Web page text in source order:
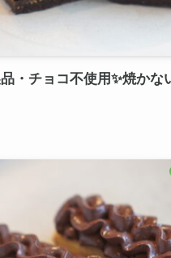
・チョコ不使用✨焼かな